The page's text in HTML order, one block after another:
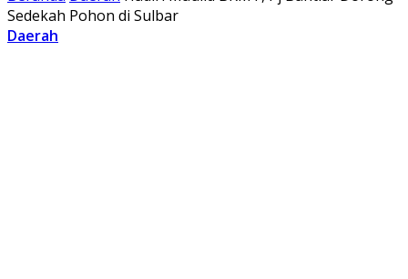
Sedekah Pohon di Sulbar
Daerah